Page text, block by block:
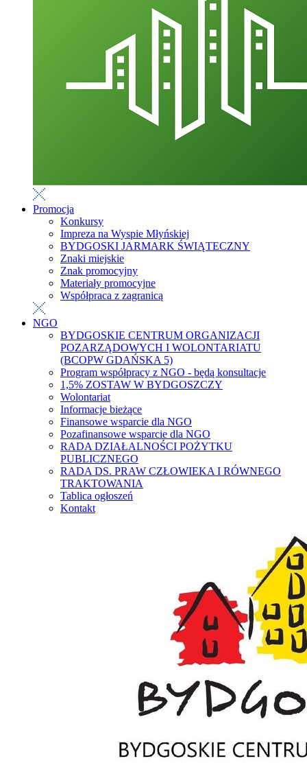
Promocja
Konkursy
Impreza na Wyspie Młyńskiej
BYDGOSKI JARMARK ŚWIĄTECZNY
Znaki miejskie
Znak promocyjny
Materiały promocyjne
Współpraca z zagranicą
NGO
BYDGOSKIE CENTRUM ORGANIZACJI
POZARZĄDOWYCH I WOLONTARIATU
(BCOPW GDAŃSKA 5)
Program współpracy z NGO - będą konsultacje
1,5% ZOSTAW W BYDGOSZCZY
Wolontariat
Informacje bieżące
Finansowe wsparcie dla NGO
Pozafinansowe wsparcie dla NGO
RADA DZIAŁALNOŚCI POŻYTKU
PUBLICZNEGO
RADA DS. PRAW CZŁOWIEKA I RÓWNEGO
TRAKTOWANIA
Tablica ogłoszeń
Kontakt